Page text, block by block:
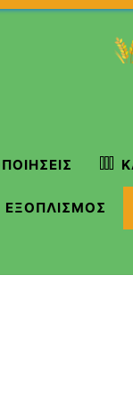
ΕΞΟΠΛΙΣΜΌΣ